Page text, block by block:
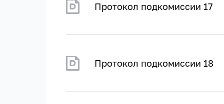
Протокол подкомиссии 17
Протокол подкомиссии 18